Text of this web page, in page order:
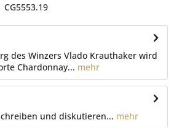
CG5553.19
des Winzers Vlado Krauthaker wird
Chardonnay... mehr
und diskutieren... mehr